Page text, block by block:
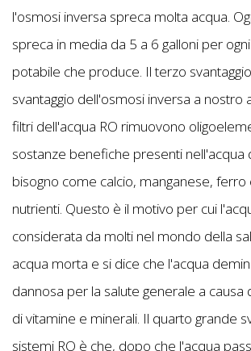
l'osmosi inversa spreca molta acqua.
spreca in media da 5 a 6 galloni per
potabile che produce. Il terzo
svantaggio dell'osmosi inversa a nostro
filtri dell'acqua RO rimuovono
sostanze benefiche presenti nell'acqua
bisogno come calcio, manganese,
nutrienti. Questo è il motivo per cui
considerata da molti nel mondo della
acqua morta e si dice che l'acqua
dannosa per la salute generale a causa
di vitamine e minerali. Il quarto grande
sistemi RO è che, dopo che l'acqua